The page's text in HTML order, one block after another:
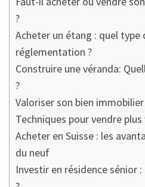
?
Acheter un étang : quel
réglementation ?
Construire une véranda:
?
Valoriser son bien
Techniques pour vendre
Acheter en Suisse : les
du neuf
Investir en résidence sénior